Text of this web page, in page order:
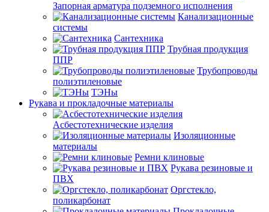
Запорная арматура подземного исполнения
Канализационные
системы
Сантехника
Трубная продукция
ППР
Трубопроводы
полиэтиленовые
ТЭНы
Рукава и прокладочные материалы
Асбестотехнические изделия
Изоляционные
материалы
Ремни клиновые
Рукава резиновые и
ПВХ
Оргстекло,
поликарбонат